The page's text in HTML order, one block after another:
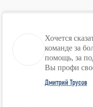
Хочется
команде за
помощь, за
Вы профи
Дмитрий Трусов